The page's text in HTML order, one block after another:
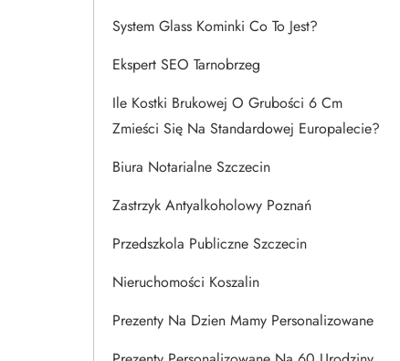
System Glass Kominki Co To Jest?
Ekspert SEO Tarnobrzeg
Ile Kostki Brukowej O Grubości 6 Cm
Zmieści Się Na Standardowej Europalecie?
Biura Notarialne Szczecin
Zastrzyk Antyalkoholowy Poznań
Przedszkola Publiczne Szczecin
Nieruchomości Koszalin
Prezenty Na Dzien Mamy Personalizowane